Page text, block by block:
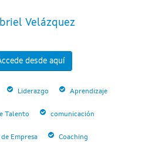
Velázquez
desde aquí
Liderazgo Aprendizaje
Talento comunicación
Empresa Coaching